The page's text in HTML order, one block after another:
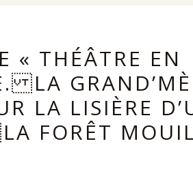
« THÉÂTRE EN
LA
LA LISIÈRE
FORÊT